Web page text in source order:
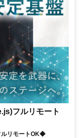
フルリモート
ルリモートOK◆